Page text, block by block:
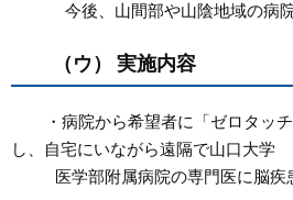
今後、山間部や山陰地域の病院
（ウ） 実施内容
・病院から希望者に「ゼロタッチ
し、自宅にいながら遠隔で山口大学
医学部附属病院の専門医に脳疾